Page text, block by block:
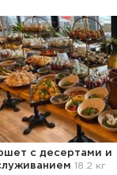
с десертами и
18.2 кг